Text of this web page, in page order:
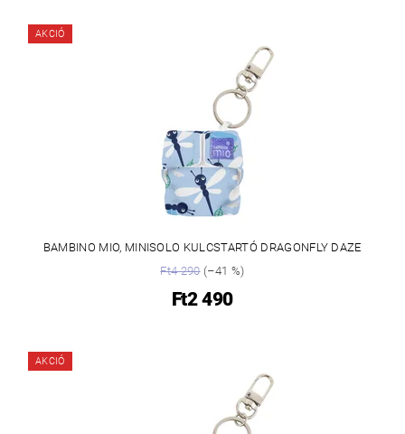
AKCIÓ
BAMBINO MIO, MINISOLO KULCSTARTÓ DRAGONFLY DAZE
Ft4 290(–41 %)
Ft2 490
AKCIÓ